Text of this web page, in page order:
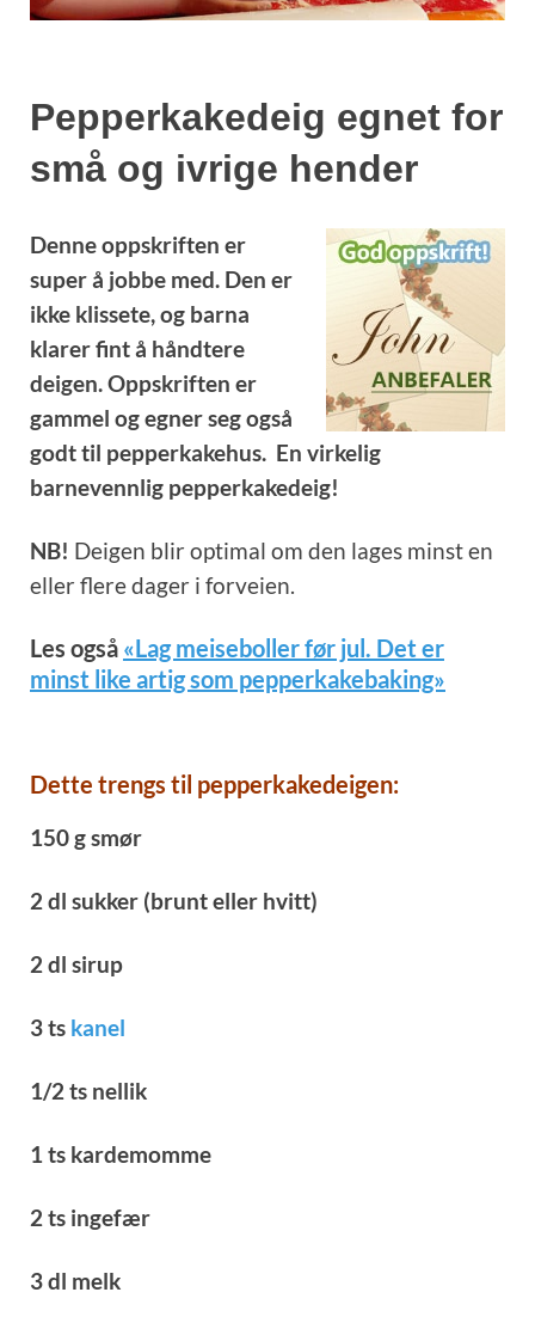
Pepperkakedeig egnet for
små og ivrige hender
Denne oppskriften er
super å jobbe med. Den er
ikke klissete, og barna
klarer fint å håndtere
deigen. Oppskriften er
gammel og egner seg også
godt til pepperkakehus. En virkelig
barnevennlig pepperkakedeig!
NB! Deigen blir optimal om den lages minst en
eller flere dager i forveien.
Les også «Lag meiseboller før jul. Det er
minst like artig som pepperkakebaking»
Dette trengs til pepperkakedeigen:
150 g smør
2 dl sukker (brunt eller hvitt)
2 dl sirup
3 ts kanel
1/2 ts nellik
1 ts kardemomme
2 ts ingefær
3 dl melk